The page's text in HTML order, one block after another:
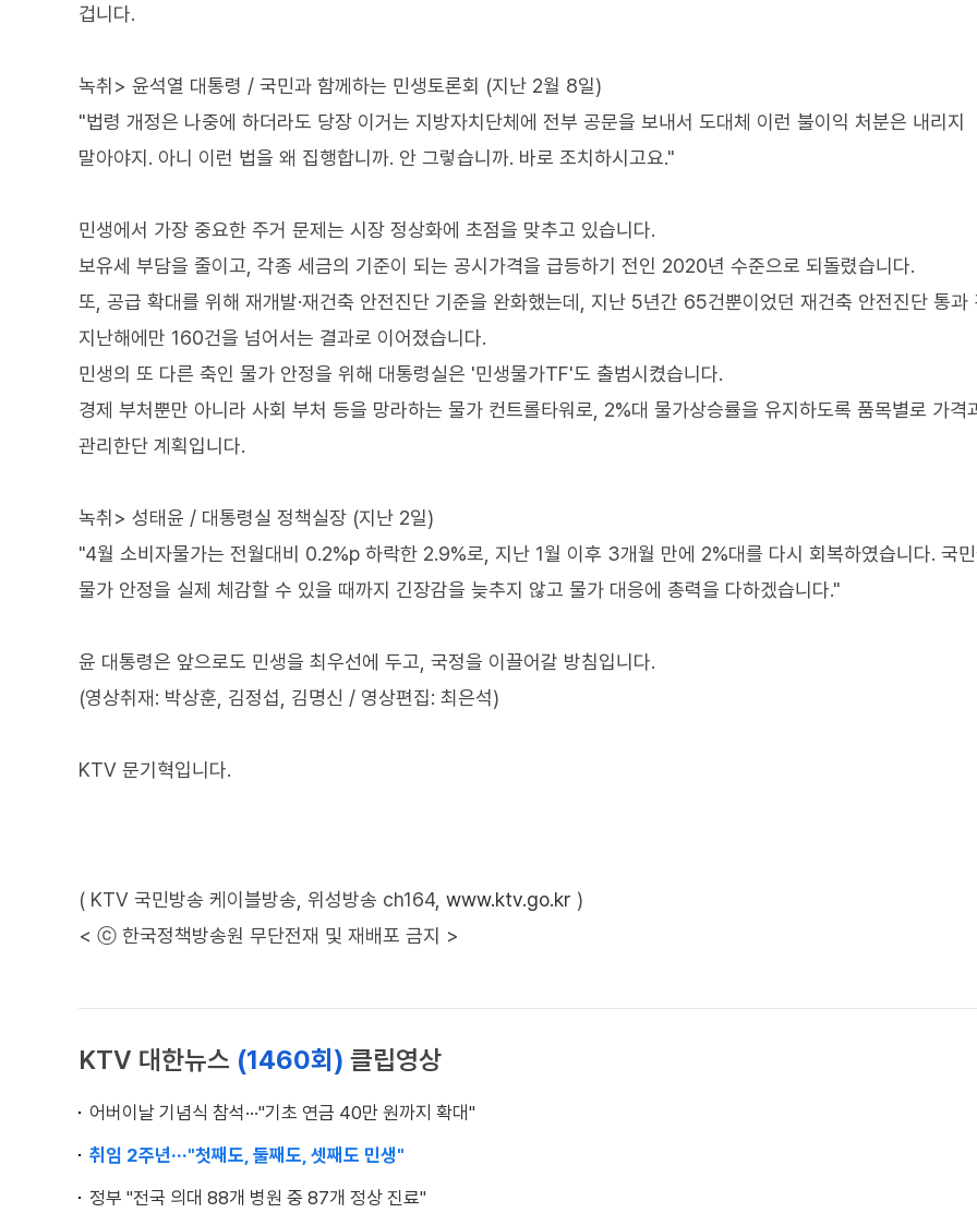
겁니다.
녹취> 윤석열 대통령 / 국민과 함께하는 민생토론회 (지난 2월 8일)
"법령 개정은 나중에 하더라도 당장 이거는 지방자치단체에 전부 공문을 보내서 도대체 이런 불이익 처분은 내리지
말아야지. 아니 이런 법을 왜 집행합니까. 안 그렇습니까. 바로 조치하시고요."
민생에서 가장 중요한 주거 문제는 시장 정상화에 초점을 맞추고 있습니다.
보유세 부담을 줄이고, 각종 세금의 기준이 되는 공시가격을 급등하기 전인 2020년 수준으로 되돌렸습니다.
또, 공급 확대를 위해 재개발·재건축 안전진단 기준을 완화했는데, 지난 5년간 65건뿐이었던 재건축 안전진단 통과
지난해에만 160건을 넘어서는 결과로 이어졌습니다.
민생의 또 다른 축인 물가 안정을 위해 대통령실은 '민생물가TF'도 출범시켰습니다.
경제 부처뿐만 아니라 사회 부처 등을 망라하는 물가 컨트롤타워로, 2%대 물가상승률을 유지하도록 품목별로 가격
관리한단 계획입니다.
녹취> 성태윤 / 대통령실 정책실장 (지난 2일)
"4월 소비자물가는 전월대비 0.2%p 하락한 2.9%로, 지난 1월 이후 3개월 만에 2%대를 다시 회복하였습니다. 국민
물가 안정을 실제 체감할 수 있을 때까지 긴장감을 늦추지 않고 물가 대응에 총력을 다하겠습니다."
윤 대통령은 앞으로도 민생을 최우선에 두고, 국정을 이끌어갈 방침입니다.
(영상취재: 박상훈, 김정섭, 김명신 / 영상편집: 최은석)
KTV 문기혁입니다.
( KTV 국민방송 케이블방송, 위성방송 ch164, www.ktv.go.kr )
< ⓒ 한국정책방송원 무단전재 및 재배포 금지 >
KTV 대한뉴스 (1460회) 클립영상
어버이날 기념식 참석···"기초 연금 40만 원까지 확대"
취임 2주년···"첫째도, 둘째도, 셋째도 민생"
정부 "전국 의대 88개 병원 중 87개 정상 진료"